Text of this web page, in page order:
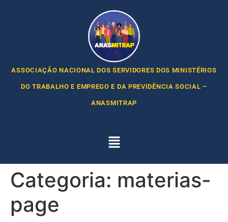
ASSOCIAÇÃO NACIONAL DOS SERVIDORES DOS MINISTÉRIOS
DO TRABALHO E EMPREGO E DA PREVIDÊNCIA SOCIAL –
ANASMITRAP
Categoria: materias-
page